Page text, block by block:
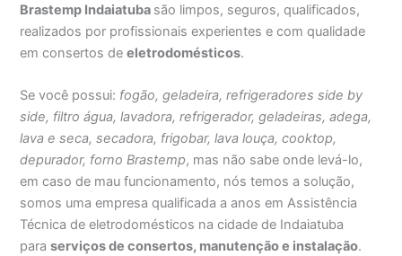
Brastemp Indaiatuba são limpos, seguros, qualificados,
realizados por profissionais experientes e com qualidade
em consertos deeletrodomésticos.
Se você possui: fogão, geladeira, refrigeradores side by
side, filtro água, lavadora, refrigerador, geladeiras, adega,
lava e seca, secadora, frigobar, lava louça, cooktop,
depurador, forno Brastemp, mas não sabe onde levá-lo,
em caso de mau funcionamento, nós temos a solução,
somos uma empresa qualificada a anos em Assistência
Técnica de eletrodomésticos na cidade de Indaiatuba
paraserviços de consertos, manutenção e instalação.